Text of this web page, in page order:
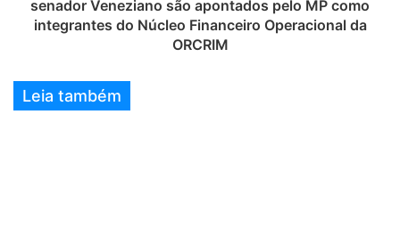
senador Veneziano são apontados pelo MP como
integrantes do Núcleo Financeiro Operacional da
ORCRIM
Leia também